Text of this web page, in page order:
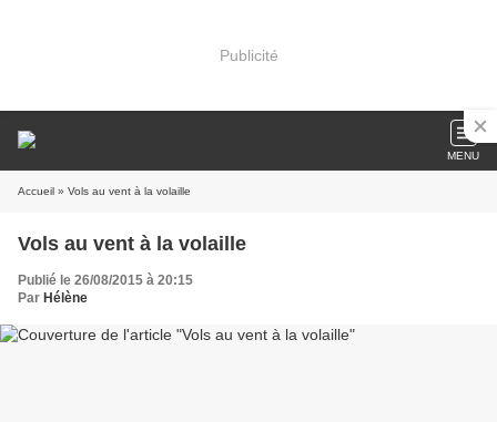
Publicité
MENU
Accueil » Vols au vent à la volaille
Vols au vent à la volaille
Publié le 26/08/2015 à 20:15
Par Hélène